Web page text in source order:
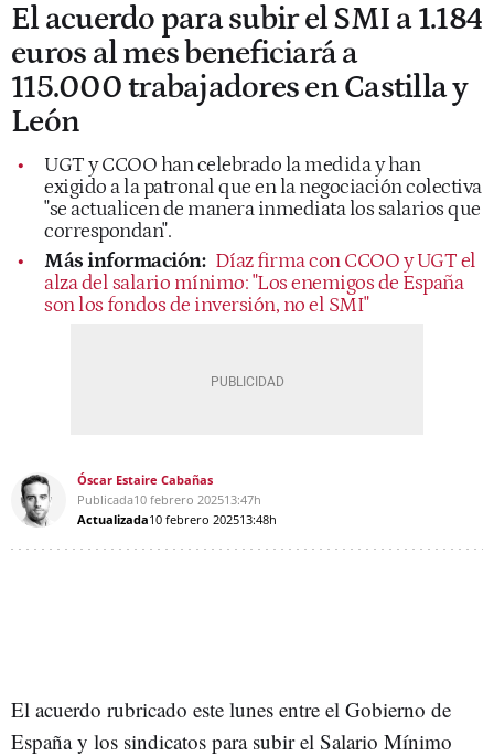
El acuerdo para subir el SMI a 1.184
euros al mes beneficiará a
115.000 trabajadores en Castilla y
León
UGT y CCOO han celebrado la medida y han
exigido a la patronal que en la negociación colectiva
"se actualicen de manera inmediata los salarios que
correspondan".
Más información: Díaz firma con CCOO y UGT el
alza del salario mínimo: "Los enemigos de España
son los fondos de inversión, no el SMI"
Óscar Estaire Cabañas
Publicada10 febrero 202513:47h
Actualizada10 febrero 202513:48h
El acuerdo rubricado este lunes entre el Gobierno de
España y los sindicatos para subir el Salario Mínimo